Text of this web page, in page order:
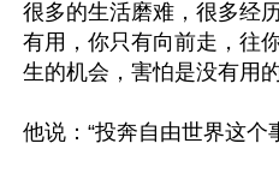
很多的生活磨难，很多经
有用，你只有向前走，往
生的机会，害怕是没有用
他说：“投奔自由世界这个